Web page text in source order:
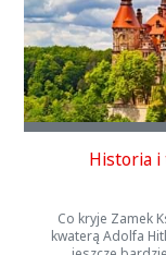
Historia i
Co kryje Zamek
kwaterą Adolfa